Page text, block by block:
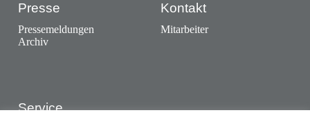
Presse
Pressemeldungen
Archiv
Kontakt
Mitarbeiter
Service